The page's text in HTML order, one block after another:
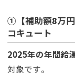
①【補助額8万
コキュート
2025年の年間給
対象です。